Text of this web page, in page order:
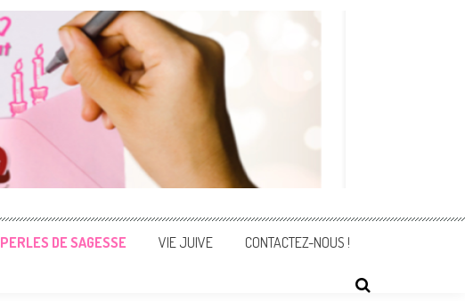
PERLES DE SAGESSE VIE JUIVE CONTACTEZ-NOUS !